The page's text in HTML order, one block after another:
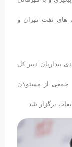
های نفت تهران و
بیداریان دبیر کل
از مسئولان
برگزار شد.